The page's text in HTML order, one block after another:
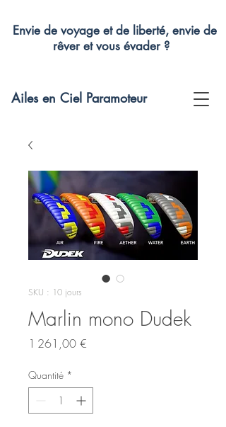
Ailes en Ciel Paramoteur
Envie de voyage et de liberté, envie de
rêver et vous évader ?
SKU : 10 jours
Marlin mono Dudek
1 261,00 €
Quantité *